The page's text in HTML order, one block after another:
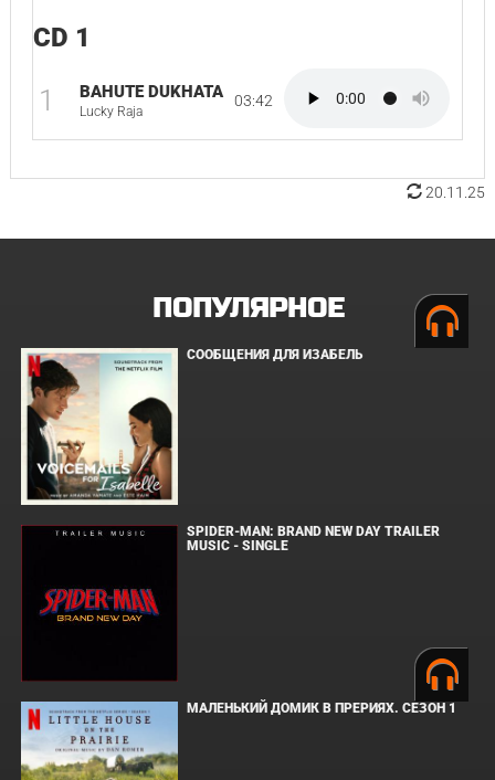
CD 1
1 BAHUTE DUKHATA
Lucky Raja
03:42
20.11.25
ПОПУЛЯРНОЕ
СООБЩЕНИЯ ДЛЯ ИЗАБЕЛЬ
SPIDER-MAN: BRAND NEW DAY TRAILER
MUSIC - SINGLE
МАЛЕНЬКИЙ ДОМИК В ПРЕРИЯХ. СЕЗОН 1